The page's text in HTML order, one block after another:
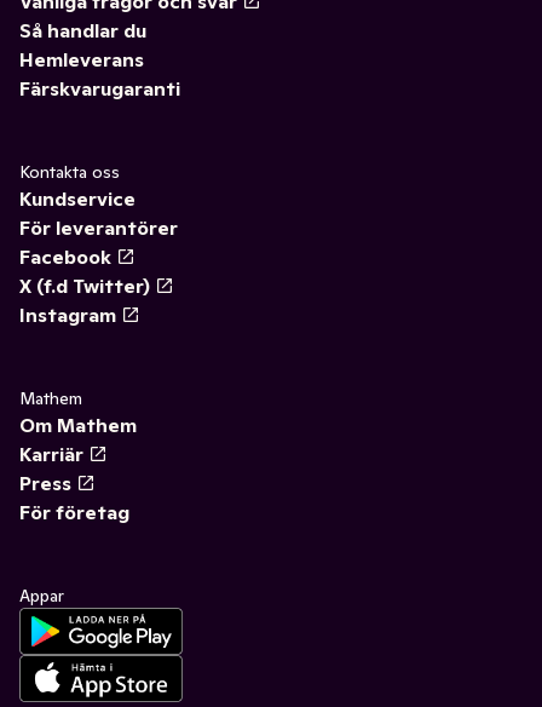
Så handlar du
Hemleverans
Färskvarugaranti
Kontakta oss
Kundservice
För leverantörer
Facebook
X (f.d Twitter)
Instagram
Mathem
Om Mathem
Karriär
Press
För företag
Appar